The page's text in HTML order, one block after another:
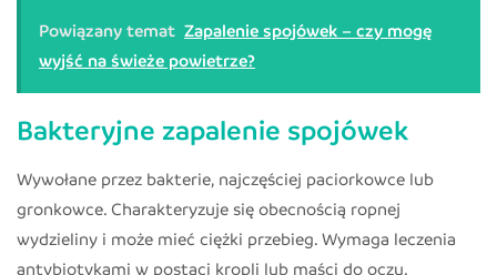
Powiązany temat Zapalenie spojówek – czy mogę
wyjść na świeże powietrze?
Bakteryjne zapalenie spojówek
Wywołane przez bakterie, najczęściej paciorkowce lub
gronkowce. Charakteryzuje się obecnością ropnej
wydzieliny i może mieć ciężki przebieg. Wymaga leczenia
antybiotykami w postaci kropli lub maści do oczu.